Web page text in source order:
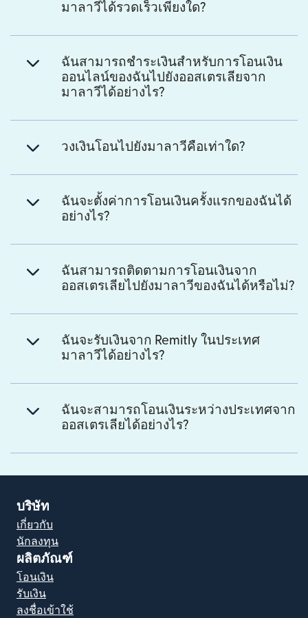
มาลาวีได้รวดเร็วเพียงใด?
ฉันสามารถชำระเงินสำหรับการโอนเงิน
ออนไลน์ของฉันไปยังออสเตรเลียจาก
มาลาวีได้อย่างไร?
วงเงินโอนไปยังมาลาวีคือเท่าใด?
ฉันจะตั้งค่าการโอนเงินครั้งแรกของฉันได้
อย่างไร?
ฉันสามารถติดตามการโอนเงินจาก
ออสเตรเลียไปยังมาลาวีของฉันได้หรือไม่?
ฉันจะรับเงินจาก Remitly ในประเทศ
มาลาวีได้อย่างไร?
ฉันจะสามารถโอนเงินระหว่างประเทศจาก
ออสเตรเลียได้อย่างไร?
บริษัท
เกี่ยวกับ
นักลงทุน
ผลิตภัณฑ์
โอนเงิน
รับเงิน
ลงชื่อเข้าใช้